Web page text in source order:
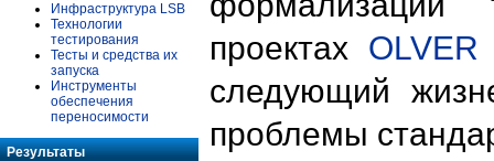
Инфраструктура LSB
Технологии
тестирования
Тесты и средства их
запуска
Инструменты
обеспечения
переносимости
Результаты
проектах OLVER
следующий
проблемы